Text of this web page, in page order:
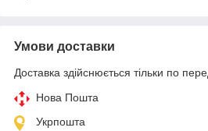
Умови доставки
Доставка здійснюється тільки по
Нова Пошта
Укрпошта